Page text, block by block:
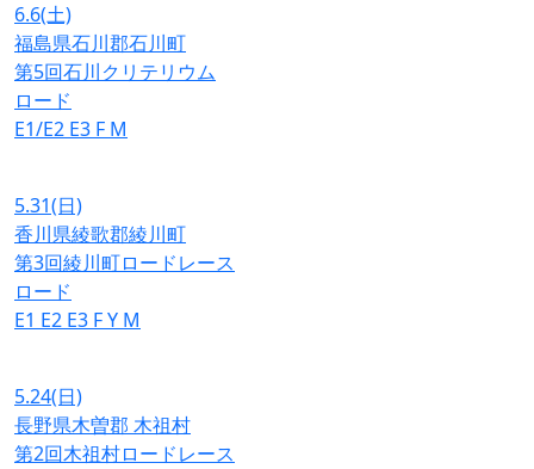
6.6(土)
福島県石川郡石川町
第5回石川クリテリウム
ロード
E1/E2 E3 F M
5.31(日)
香川県綾歌郡綾川町
第3回綾川町ロードレース
ロード
E1 E2 E3 FY M
5.24(日)
長野県木曽郡 木祖村
第2回木祖村ロードレース